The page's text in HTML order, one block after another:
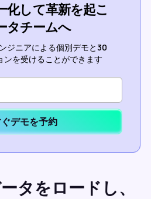
化して革新を起こ
タチームへ
ジニアによる個別デモと30
ンを受けることができます
デモを予約
タをロードし、